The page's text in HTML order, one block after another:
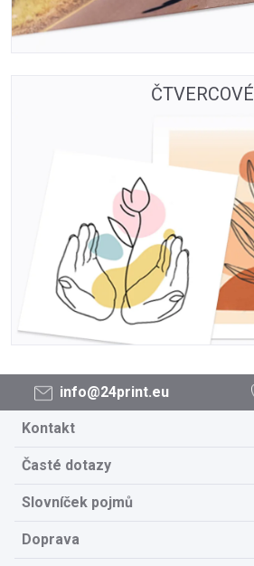
ČTVERCOVÉ
info@24print.eu
Kontakt
Časté dotazy
Slovníček pojmů
Doprava